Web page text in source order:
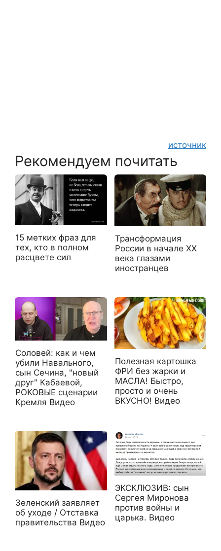
источник
Рекомендуем почитать
15 метких фраз для
тех, кто в полном
расцвете сил
Трансформация
России в начале ХХ
века глазами
иностранцев
Соловей: как и чем
убили Навального,
сын Сечина, "новый
друг" Кабаевой,
РОКОВЫЕ сценарии
Кремля Видео
Полезная картошка
ФРИ без жарки и
МАСЛА! Быстро,
просто и очень
ВКУСНО! Видео
Зеленский заявляет
об уходе / Отставка
правительства Видео
ЭКСКЛЮЗИВ: сын
Сергея Миронова
против войны и
царька. Видео